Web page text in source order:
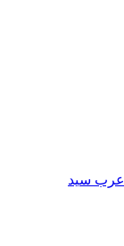
عرب سيد